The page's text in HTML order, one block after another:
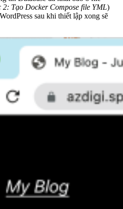
2: Tạo Docker Compose file YML)
sau khi thiết lập xong sẽ